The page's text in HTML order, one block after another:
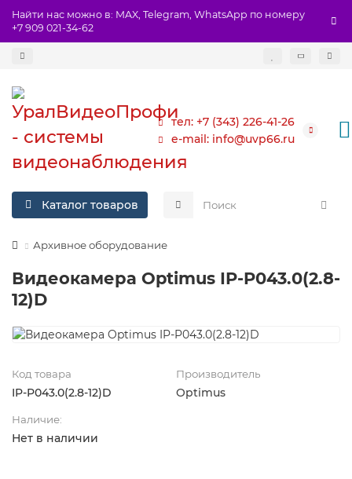
Найти нас можно в: MAX, Telegram, WhatsApp по номеру
+7 909 021-34-62
тел: +7 (343) 226-41-26
e-mail: info@uvp66.ru
Каталог товаров
Архивное оборудование
Видеокамера Optimus IP-P043.0(2.8-
12)D
Код товара
IP-P043.0(2.8-12)D
Производитель
Optimus
Наличие:
Нет в наличии